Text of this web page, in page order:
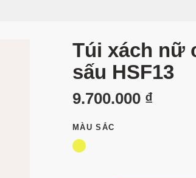
Túi xách nữ
sấu HSF13
9.700.000 ₫
MÀU SẮC